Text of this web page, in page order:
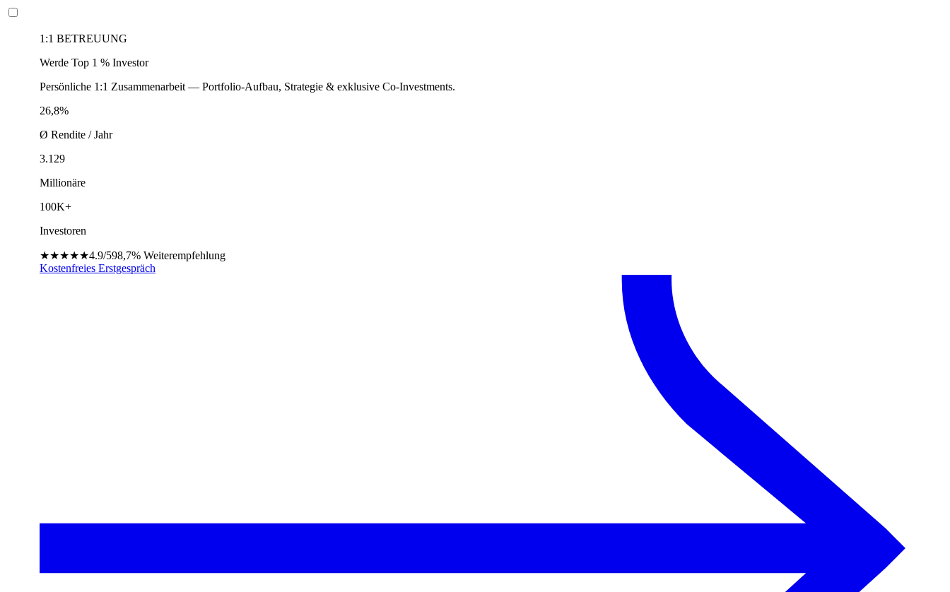
1:1 BETREUUNG
Werde Top 1 % Investor
Persönliche 1:1 Zusammenarbeit — Portfolio-Aufbau, Strategie & exklusive Co-Investments.
26,8%
Ø Rendite / Jahr
3.129
Millionäre
100K+
Investoren
★★★★★4.9/598,7% Weiterempfehlung
Kostenfreies Erstgespräch